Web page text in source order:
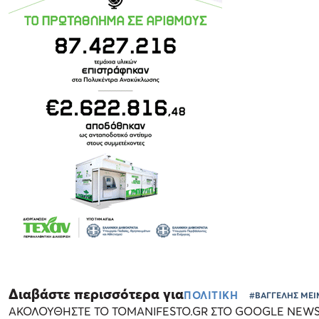
Διαβάστε περισσότερα γιαΠΟΛΙΤΙΚΗ #ΒΑΓΓΕΛΗΣ
ΑΚΟΛΟΥΘΗΣΤΕ ΤΟ TOMANIFESTO.GR ΣΤΟ GOOGLE